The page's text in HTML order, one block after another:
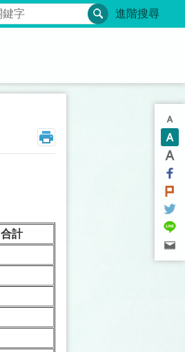
進階搜尋
合計